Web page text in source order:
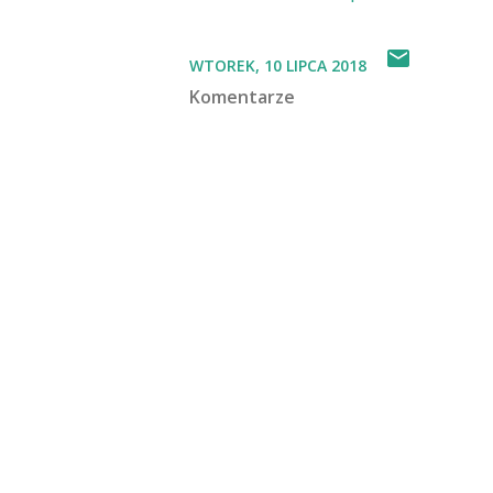
WTOREK, 10 LIPCA 2018
Komentarze